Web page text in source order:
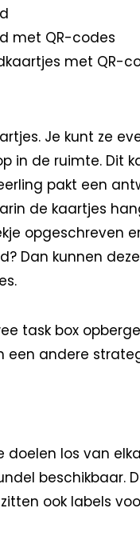
met QR-codes
met QR-
Je kunt ze
in de ruimte. Dit
pakt een
de kaartjes
opgeschreven
Dan kunnen
task box
een andere
doelen los van
beschikbaar.
ook labels